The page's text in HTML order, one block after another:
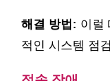
해결 방법: 이럴
적인 시스템 점